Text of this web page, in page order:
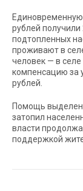
рублей получили
подтопленных
проживают в
человек — в
компенсацию за
рублей.
Помощь
затопил
власти
поддержкой